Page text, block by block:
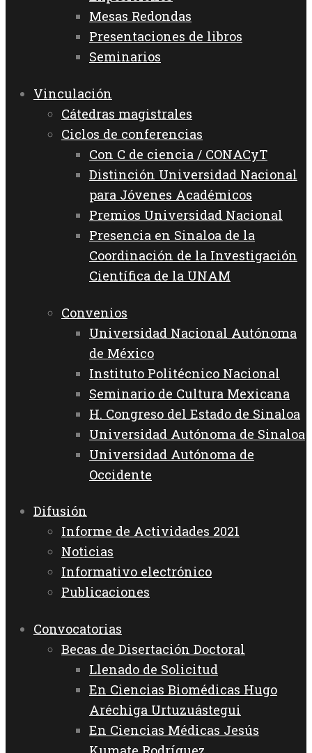
Mesas Redondas
Presentaciones de libros
Seminarios
Vinculación
Cátedras magistrales
Ciclos de conferencias
Con C de ciencia / CONACyT
Distinción Universidad Nacional
para Jóvenes Académicos
Premios Universidad Nacional
Presencia en Sinaloa de la
Coordinación de la Investigación
Científica de la UNAM
Convenios
Universidad Nacional Autónoma
de México
Instituto Politécnico Nacional
Seminario de Cultura Mexicana
H. Congreso del Estado de Sinaloa
Universidad Autónoma de Sinaloa
Universidad Autónoma de
Occidente
Difusión
Informe de Actividades 2021
Noticias
Informativo electrónico
Publicaciones
Convocatorias
Becas de Disertación Doctoral
Llenado de Solicitud
En Ciencias Biomédicas Hugo
Aréchiga Urtuzuástegui
En Ciencias Médicas Jesús